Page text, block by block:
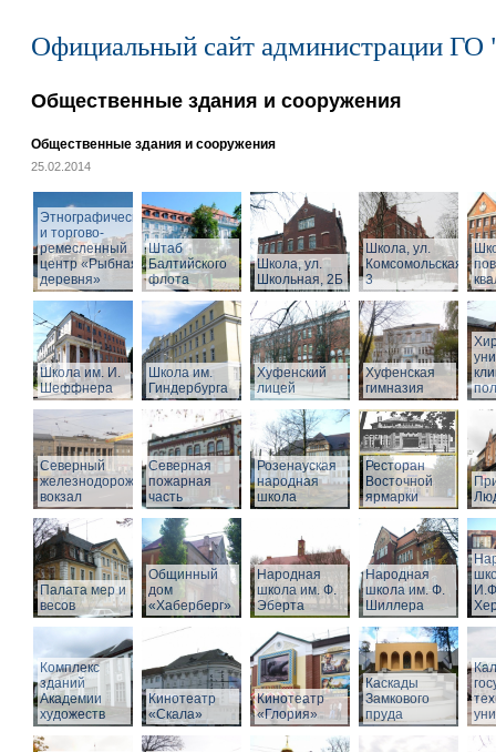
Официальный сайт администрации ГО
Общественные здания и сооружения
Общественные здания и сооружения
25.02.2014
Этнографический
и торгово-
ремесленный
центр «Рыбная
деревня»
Штаб
Балтийского
флота
Школа, ул.
Школьная, 2Б
Школа, ул.
Комсомольская,
3
Школа им. И.
Шеффнера
Школа им.
Гиндербурга
Хуфенский
лицей
Хуфенская
гимназия
Северный
железнодорожный
вокзал
Северная
пожарная
часть
Розенауская
народная
школа
Ресторан
Восточной
ярмарки
Палата мер и
весов
Общинный
дом
«Хаберберг»
Народная
школа им. Ф.
Эберта
Народная
школа им. Ф.
Шиллера
Комплекс
зданий
Академии
художеств
Кинотеатр
«Скала»
Кинотеатр
«Глория»
Каскады
Замкового
пруда